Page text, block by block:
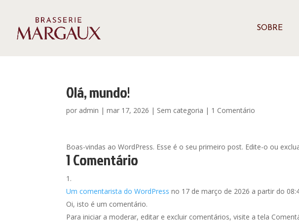
SOBRE
Olá, mundo!
por admin |mar 17, 2026 | Sem categoria | 1 Comentário
Boas-vindas ao WordPress. Esse é o seu primeiro post. Edite-o ou
1 Comentário
Um comentarista do WordPress no 17 de março de 2026 a partir do
Oi, isto é um comentário.
Para iniciar a moderar, editar e excluir comentários, visite a tela